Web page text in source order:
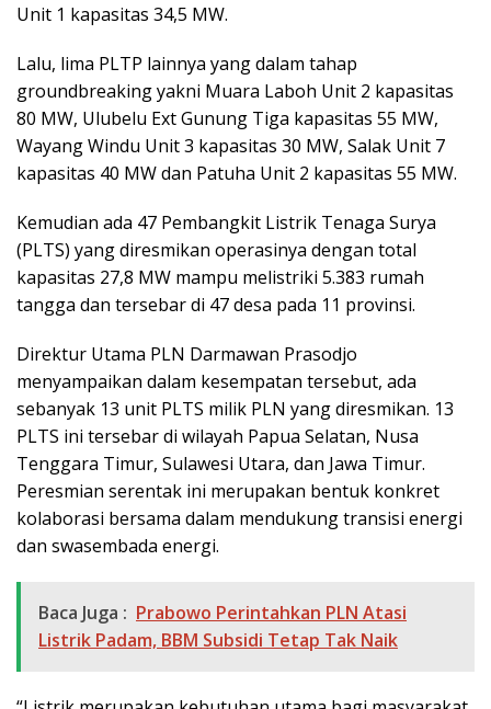
Unit 1 kapasitas 34,5 MW.
Lalu, lima PLTP lainnya yang dalam tahap
groundbreaking yakni Muara Laboh Unit 2 kapasitas
80 MW, Ulubelu Ext Gunung Tiga kapasitas 55 MW,
Wayang Windu Unit 3 kapasitas 30 MW, Salak Unit 7
kapasitas 40 MW dan Patuha Unit 2 kapasitas 55 MW.
Kemudian ada 47 Pembangkit Listrik Tenaga Surya
(PLTS) yang diresmikan operasinya dengan total
kapasitas 27,8 MW mampu melistriki 5.383 rumah
tangga dan tersebar di 47 desa pada 11 provinsi.
Direktur Utama PLN Darmawan Prasodjo
menyampaikan dalam kesempatan tersebut, ada
sebanyak 13 unit PLTS milik PLN yang diresmikan. 13
PLTS ini tersebar di wilayah Papua Selatan, Nusa
Tenggara Timur, Sulawesi Utara, dan Jawa Timur.
Peresmian serentak ini merupakan bentuk konkret
kolaborasi bersama dalam mendukung transisi energi
dan swasembada energi.
Baca Juga : Prabowo Perintahkan PLN Atasi
Listrik Padam, BBM Subsidi Tetap Tak Naik